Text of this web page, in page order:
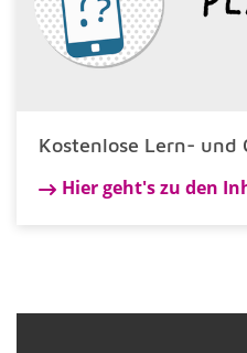
Kostenlose Lern- und
Hier geht's zu den